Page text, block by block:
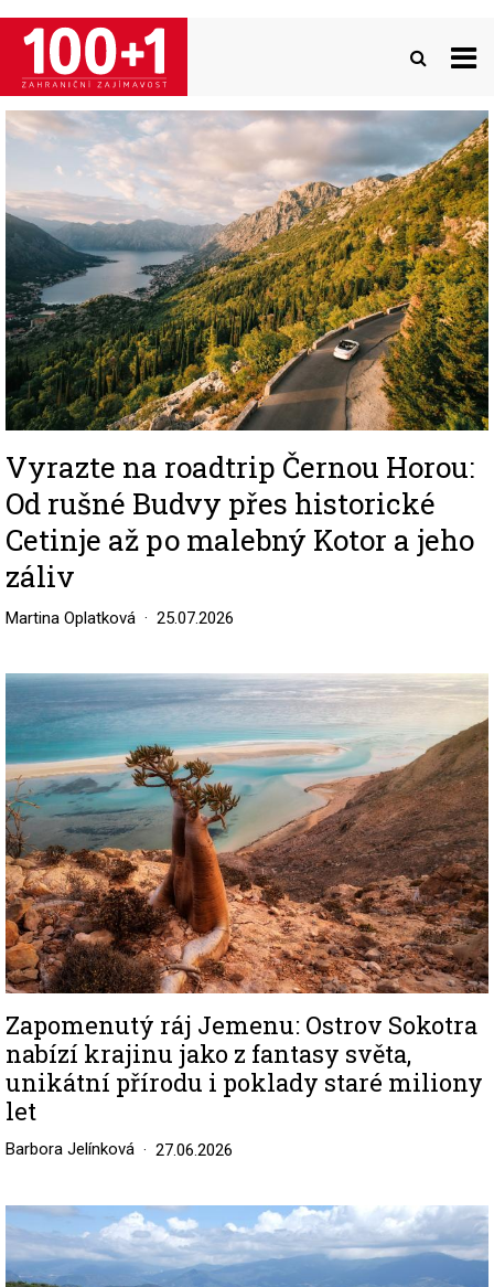
Přejít
hlavnímu
obsahu
Image
Vyrazte na roadtrip Černou Horou:
Od rušné Budvy přes historické
Cetinje až po malebný Kotor a jeho
záliv
Martina Oplatková 25.07.2026
Image
Zapomenutý ráj Jemenu: Ostrov Sokotra
nabízí krajinu jako z fantasy světa,
unikátní přírodu i poklady staré miliony
let
Barbora Jelínková 27.06.2026
Image